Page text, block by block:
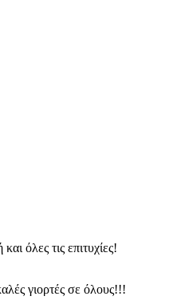
όλες τις επιτυχίες!
γιορτές σε όλους!!!